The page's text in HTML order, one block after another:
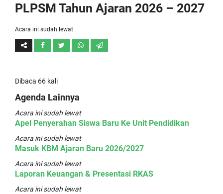
PLPSM Tahun Ajaran 2026 – 2027
Acara ini sudah lewat
Dibaca 66 kali
Agenda Lainnya
Acara ini sudah lewat
Apel Penyerahan Siswa Baru Ke Unit Pendidikan
Acara ini sudah lewat
Masuk KBM Ajaran Baru 2026/2027
Acara ini sudah lewat
Laporan Keuangan & Presentasi RKAS
Acara ini sudah lewat